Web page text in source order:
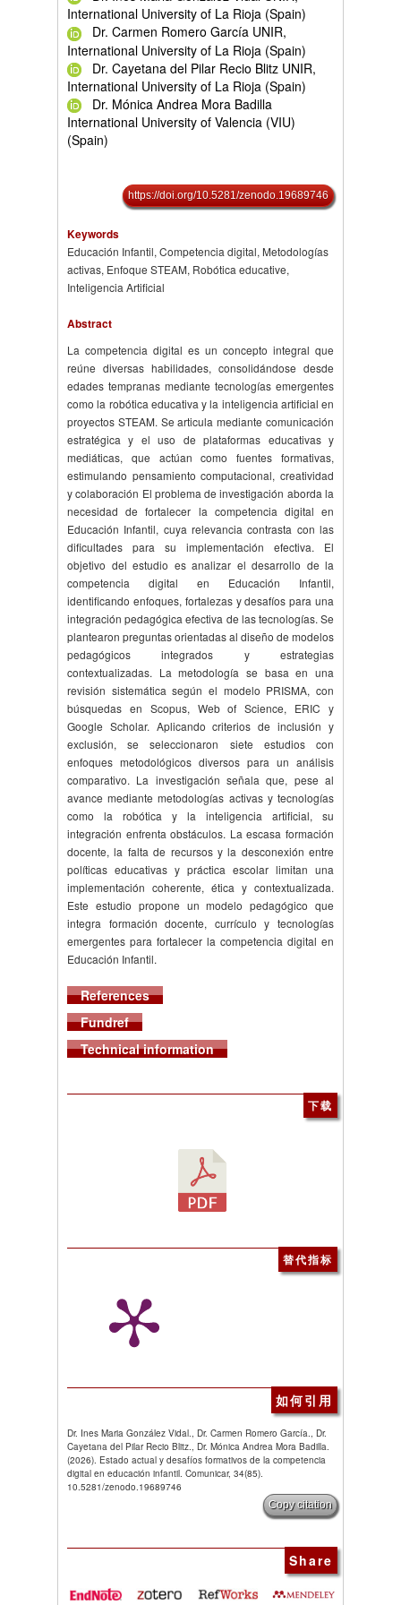
International University of La Rioja (Spain)
Dr. Carmen Romero García UNIR,
International University of La Rioja (Spain)
Dr. Cayetana del Pilar Recio Blitz UNIR,
International University of La Rioja (Spain)
Dr. Mónica Andrea Mora Badilla
International University of Valencia (VIU)
(Spain)
https://doi.org/10.5281/zenodo.19689746
Keywords
Educación Infantil, Competencia digital, Metodologías
activas, Enfoque STEAM, Robótica educative,
Inteligencia Artificial
Abstract
La competencia digital es un concepto integral que
reúne diversas habilidades, consolidándose desde
edades tempranas mediante tecnologías emergentes
como la robótica educativa y la inteligencia artificial en
proyectos STEAM. Se articula mediante comunicación
estratégica y el uso de plataformas educativas y
mediáticas, que actúan como fuentes formativas,
estimulando pensamiento computacional, creatividad
y colaboración El problema de investigación aborda la
necesidad de fortalecer la competencia digital en
Educación Infantil, cuya relevancia contrasta con las
dificultades para su implementación efectiva. El
objetivo del estudio es analizar el desarrollo de la
competencia digital en Educación Infantil,
identificando enfoques, fortalezas y desafíos para una
integración pedagógica efectiva de las tecnologías. Se
plantearon preguntas orientadas al diseño de modelos
pedagógicos integrados y estrategias
contextualizadas. La metodología se basa en una
revisión sistemática según el modelo PRISMA, con
búsquedas en Scopus, Web of Science, ERIC y
Google Scholar. Aplicando criterios de inclusión y
exclusión, se seleccionaron siete estudios con
enfoques metodológicos diversos para un análisis
comparativo. La investigación señala que, pese al
avance mediante metodologías activas y tecnologías
como la robótica y la inteligencia artificial, su
integración enfrenta obstáculos. La escasa formación
docente, la falta de recursos y la desconexión entre
políticas educativas y práctica escolar limitan una
implementación coherente, ética y contextualizada.
Este estudio propone un modelo pedagógico que
integra formación docente, currículo y tecnologías
emergentes para fortalecer la competencia digital en
Educación Infantil.
References
Fundref
Technical information
下载
替代指标
如何引用
Dr. Ines Maria González Vidal., Dr. Carmen Romero García., Dr.
Cayetana del Pilar Recio Blitz., Dr. Mónica Andrea Mora Badilla.
(2026). Estado actual y desafíos formativos de la competencia
digital en educación infantil. Comunicar, 34(85).
10.5281/zenodo.19689746
Copy citation
Share